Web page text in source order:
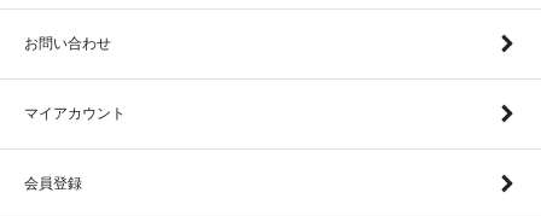
お問い合わせ
マイアカウント
会員登録